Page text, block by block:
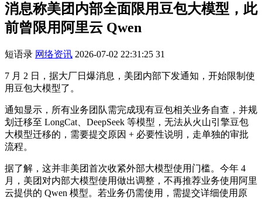
消息称美团内部全面限用豆包大模型，此
前曾限用阿里云 Qwen
短语录 网络资讯 2026-07-02 22:31:25 31
7 月 2 日，据大厂日爆消息，美团内部下发通知，开始限制使
用豆包大模型了。
通知显示，所有业务团队需完成现有豆包相关业务自查，并规
划迁移至 LongCat、DeepSeek 等模型，无法从火山引擎豆包
大模型迁移的，需要提交原因 + 必要性说明，走单独的审批
流程。
据了解，这并非美团首次收紧外部大模型使用门槛。今年 4
月，美团对内部大模型使用做出调整，不再推荐业务使用阿里
云提供的 Qwen 模型。若业务仍需使用，需提交详细使用原